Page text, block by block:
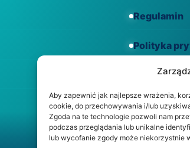
Aby zapewnić jak najlepsze wrażenia,
cookie, do przechowywania i/lub
Zgoda na te technologie pozwoli nam
podczas przeglądania lub unikalne
lub wycofanie zgody może niekorzystnie
Regulamin
Polityka
Polityka